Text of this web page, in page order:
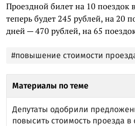
Проездной билет на 10 поездок
теперь будет 245 рублей, на 20
дней — 470 рублей, на 65
#повышение стоимости
Материалы по теме
Депутаты одобрили
повысить стоимость проезда